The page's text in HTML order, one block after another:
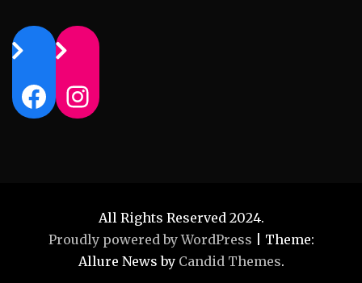
Facebook
Instagram
All Rights Reserved 2024.
Proudly powered by WordPress
Theme:
Allure News by Candid Themes.